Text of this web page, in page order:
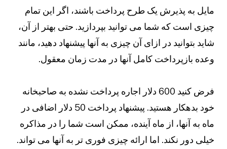
مایل به پذیرش یک طرح پرداخت باشند، اگر این تمام
چیزی است که شما می توانید بپردازید. حتی بهتر از آن،
شاید بتوانید در ازای آن چیزی به آنها پیشنهاد دهید، مانند
وعده بازپرداخت کامل آنها در مدت زمان معقول.
فرض کنید 600 دلار اجاره پرداخت نشده به صاحبخانه
خود بدهکار هستید. پیشنهاد پرداخت 50 دلار اضافی در
ماه به آنها، از ماه آینده، ممکن است شما را در مذاکره
خیلی دور نکند. اما ارائه چیزی فوری تر به آنها می تواند.